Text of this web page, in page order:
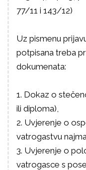
77/11 i 143/12)
Uz pismenu
potpisana treba
dokumenata:
1. Dokaz o
ili diploma),
2. Uvjerenje o
vatrogastvu
3. Uvjerenje o
vatrogasce s